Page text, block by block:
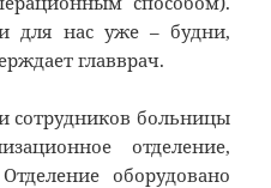
для нас уже – будни,
главврач.
сотрудников больницы
отделение,
оборудовано